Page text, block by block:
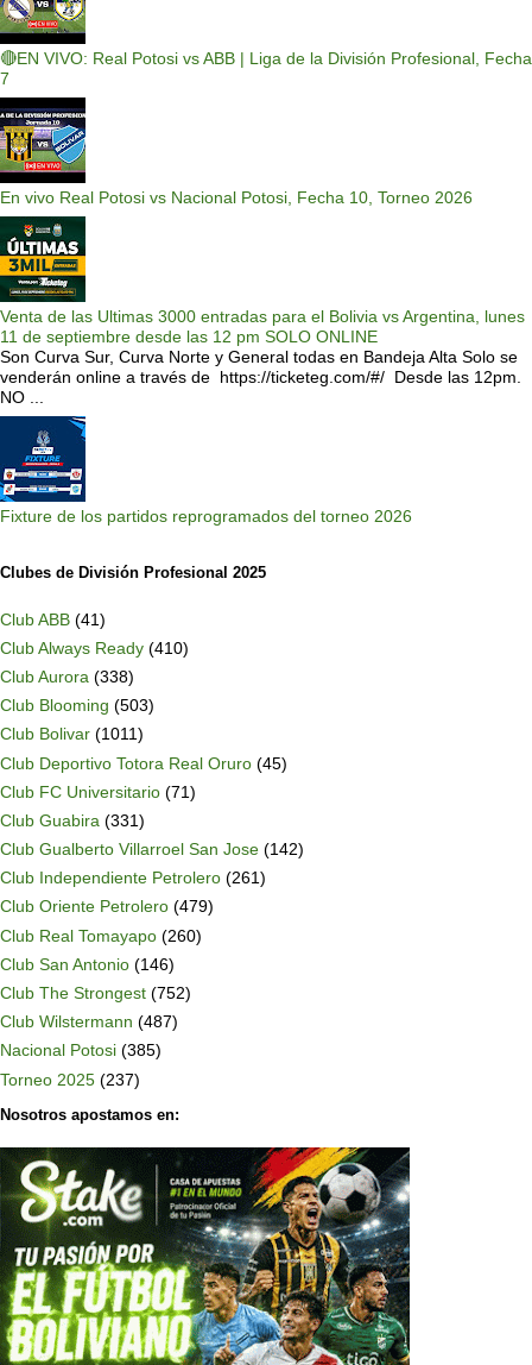
🔴EN VIVO: Real Potosi vs ABB | Liga de la División Profesional, Fecha
7
En vivo Real Potosi vs Nacional Potosi, Fecha 10, Torneo 2026
Venta de las Ultimas 3000 entradas para el Bolivia vs Argentina, lunes
11 de septiembre desde las 12 pm SOLO ONLINE
Son Curva Sur, Curva Norte y General todas en Bandeja Alta Solo se
venderán online a través de https://ticketeg.com/#/ Desde las 12pm.
NO ...
Fixture de los partidos reprogramados del torneo 2026
Clubes de División Profesional 2025
Club ABB (41)
Club Always Ready (410)
Club Aurora (338)
Club Blooming (503)
Club Bolivar (1011)
Club Deportivo Totora Real Oruro (45)
Club FC Universitario (71)
Club Guabira (331)
Club Gualberto Villarroel San Jose (142)
Club Independiente Petrolero (261)
Club Oriente Petrolero (479)
Club Real Tomayapo (260)
Club San Antonio (146)
Club The Strongest (752)
Club Wilstermann (487)
Nacional Potosi (385)
Torneo 2025 (237)
Nosotros apostamos en: